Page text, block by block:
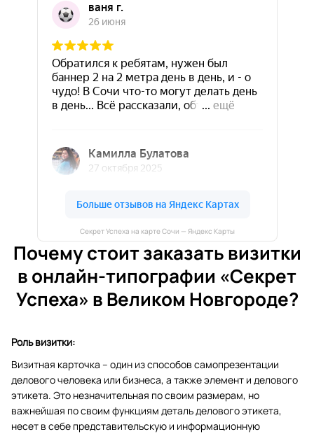
Секрет Успеха на карте Сочи — Яндекс Карты
Почему стоит заказать визитки
в онлайн-типографии «Секрет
Успеха» в Великом Новгороде?
Роль визитки:
Визитная карточка – один из способов самопрезентации
делового человека или бизнеса, а также элемент и делового
этикета. Это незначительная по своим размерам, но
важнейшая по своим функциям деталь делового этикета,
несет в себе представительскую и информационную